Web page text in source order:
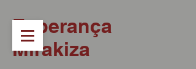
Esperança
Mirakiza